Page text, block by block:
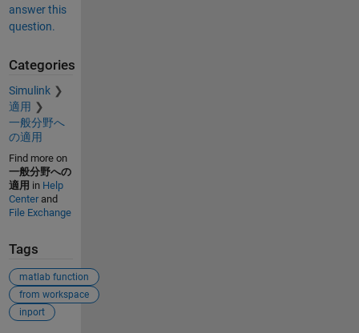
answer this
question.
Categories
Simulink
適用
一般分野へ
の適用
Find more on
一般分野への
適用 in Help
Centerand
File Exchange
Tags
matlab function
from workspace
inport